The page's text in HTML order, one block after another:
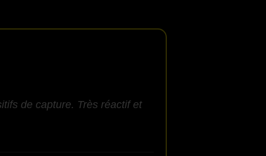
de capture. Très réactif et